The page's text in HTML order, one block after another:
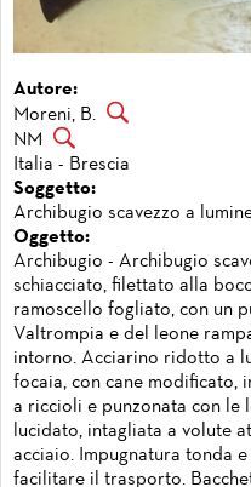
Autore:
Moreni, B.
NM
Italia - Brescia
Soggetto:
Archibugio scavezzo a
Oggetto:
Archibugio - Archibugio
schiacciato, filettato alla
ramoscello fogliato, con un
Valtrompia e del leone
intorno. Acciarino ridotto a
focaia, con cane modificato,
a riccioli e punzonata con le
lucidato, intagliata a volute
acciaio. Impugnatura tonda
facilitare il trasporto.